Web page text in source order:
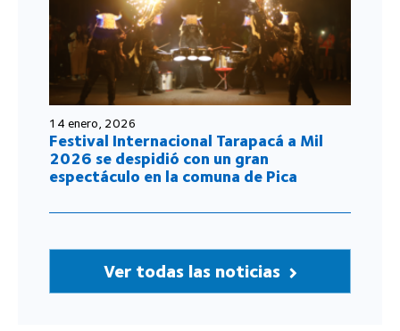
14 enero, 2026
Festival Internacional Tarapacá a Mil
2026 se despidió con un gran
espectáculo en la comuna de Pica
Ver todas las noticias